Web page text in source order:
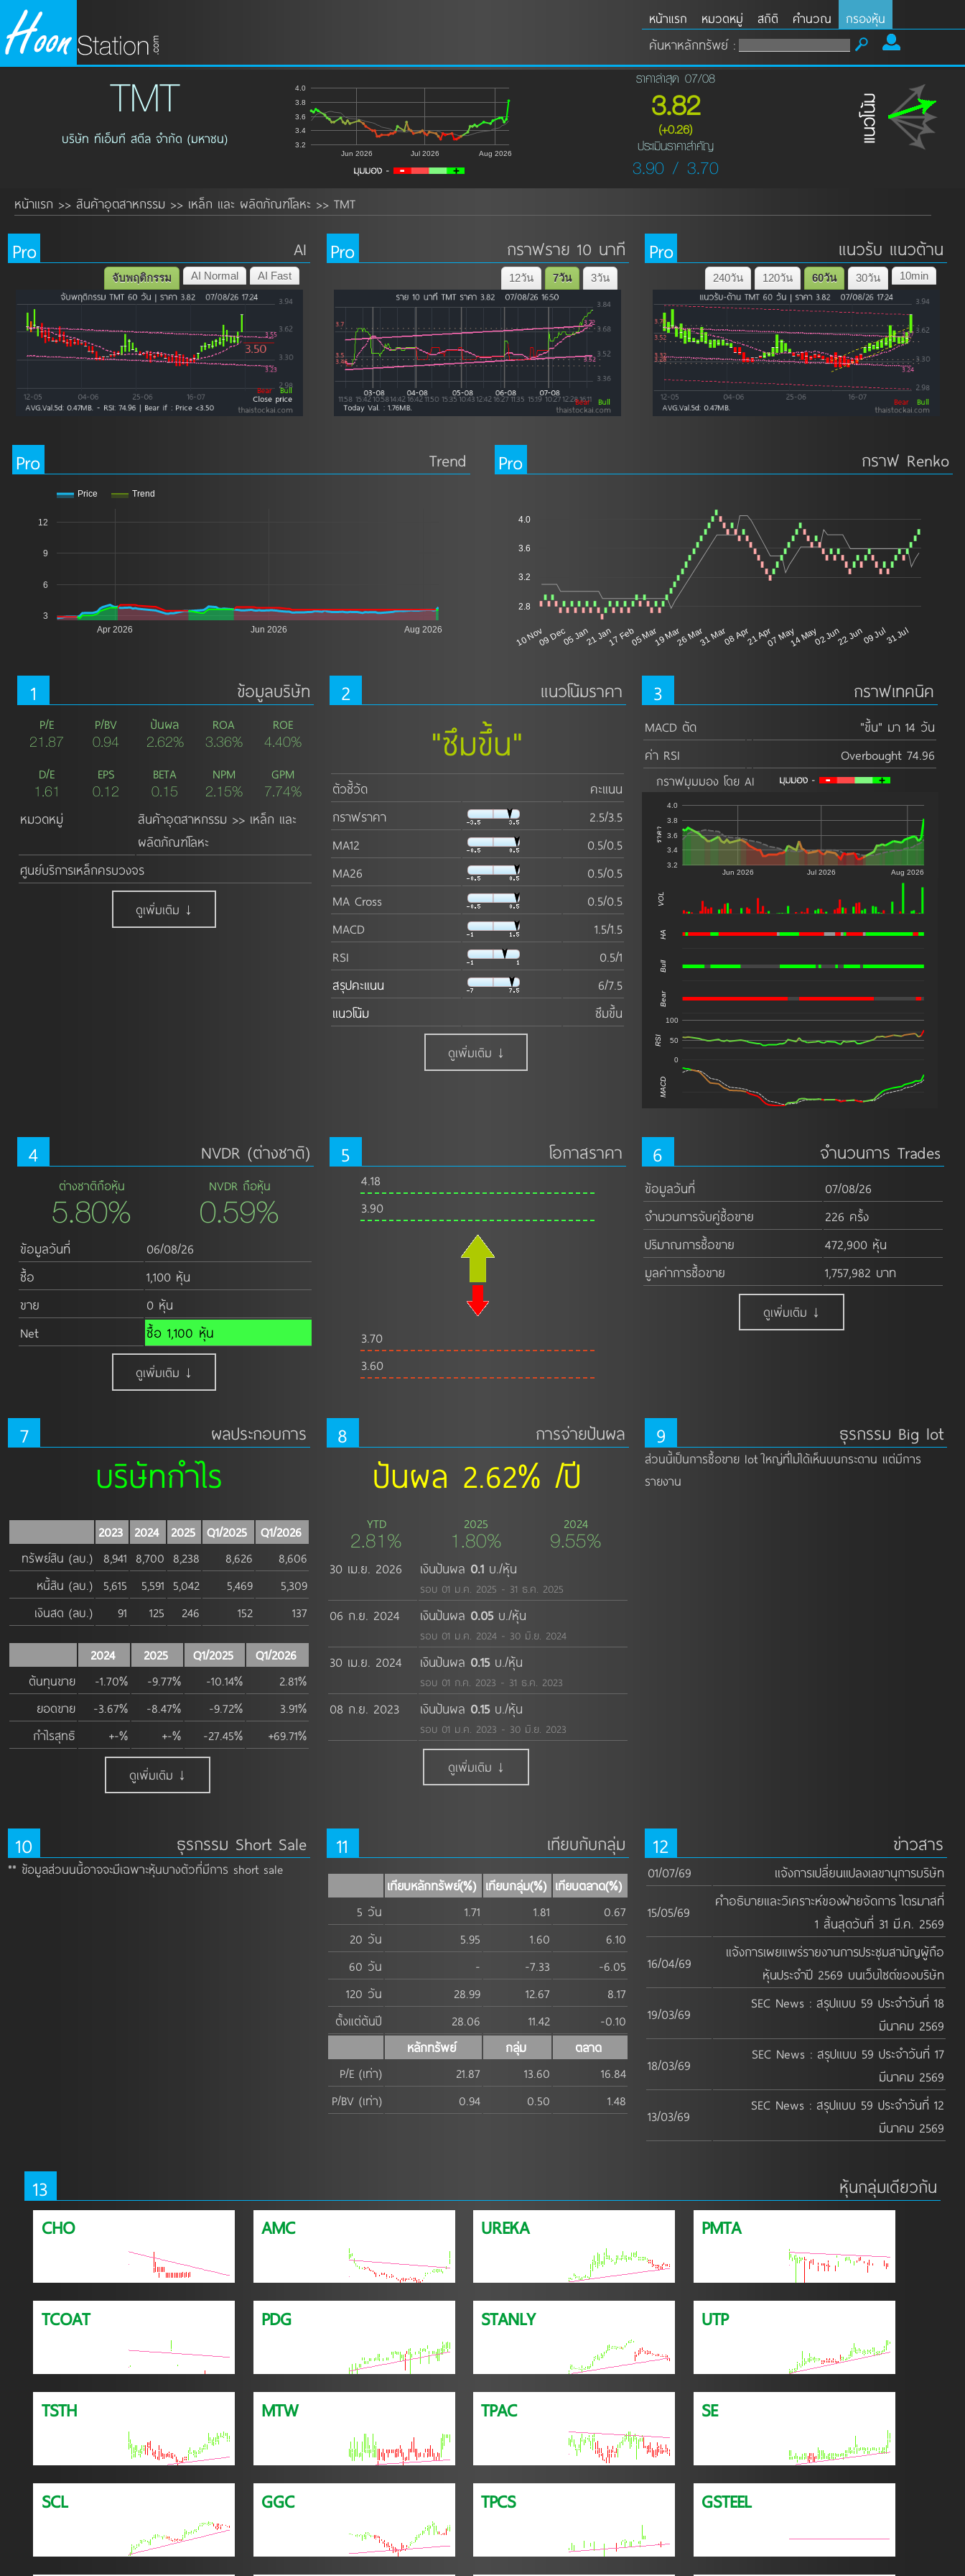
หน้าแรก หมวดหมู่ สถิติ คำนวณ กรองหุ้น
ค้นหาหลักทรัพย์ :
TMT
บริษัท ทีเอ็มที สตีล จำกัด (มหาชน)
Jun 2026 Jul 2026 Aug 2026
3.2
3.4
3.6
3.8
4.0
ราคาล่าสุด 07/08
3.82
(+0.26)
ประเมินราคาสำคัญ
3.90 / 3.70
หน้าแรก >> สินค้าอุตสาหกรรม >> เหล็ก และ ผลิตภัณฑ์โลหะ >> TMT
Pro AI
AI Fast
AI Normal
จับพฤติกรรม
Pro กราฟราย 10 นาที
3วัน
7วัน
12วัน
Pro แนวรับ แนวต้าน
10min
30วัน
60วัน
120วัน
240วัน
Pro Trend
Price Trend
Apr 2026 Jun 2026 Aug 2026
3
6
9
12
Pro กราฟ Renko
10 Nov09 Dec05 Jan21 Jan17 Feb05 Mar19 Mar26 Mar31 Mar08 Apr21 Apr07 May14 May02 Jun22 Jun09 Jul31 Jul
2.8
3.2
3.6
4.0
1 ข้อมูลบริษัท
P/E
21.87
P/BV
0.94
ปันผล
2.62%
ROA
3.36%
ROE
4.40%
D/E
1.61
EPS
0.12
BETA
0.15
NPM
2.15%
GPM
7.74%
หมวดหมู่
สินค้าอุตสาหกรรม >> เหล็ก และ
ผลิตภัณฑ์โลหะ
ศูนย์บริการเหล็กครบวงจร
ดูเพิ่มเติม ↓
2 แนวโน้มราคา
"ซึมขึ้น"
ตัวชี้วัด
คะแนน
กราฟราคา
2.5/3.5
MA12
0.5/0.5
MA26
0.5/0.5
MA Cross
0.5/0.5
MACD
1.5/1.5
RSI
0.5/1
สรุปคะแนน
6/7.5
แนวโน้ม
ซึมขึ้น
ดูเพิ่มเติม ↓
3 กราฟเทคนิค
MACD ตัด
"ขึ้น" มา 14 วัน
ค่า RSI
Overbought 74.96
กราฟมุมมอง โดย AI
Jun 2026 Jul 2026 Aug 2026
3.2
3.4
3.6
3.8
4.0
ราคา
VOL
HA
Bull
Bear
0
50
100
RSI
MACD
4 NVDR (ต่างชาติ)
ต่างชาติถือหุ้น
5.80%
NVDR ถือหุ้น
0.59%
ข้อมูลวันที่
06/08/26
ซื้อ
1,100 หุ้น
ขาย
0 หุ้น
Net
ซื้อ 1,100 หุ้น
ดูเพิ่มเติม ↓
5 โอกาสราคา
4.18
3.90
3.70
3.60
6 จำนวนการ Trades
ข้อมูลวันที่
07/08/26
จำนวนการจับคู่ซื้อขาย
226 ครั้ง
ปริมาณการซื้อขาย
472,900 หุ้น
มูลค่าการซื้อขาย
1,757,982 บาท
ดูเพิ่มเติม ↓
7 ผลประกอบการ
บริษัทกำไร
2023 2024 2025 Q1/2025
Q1/2026
ทรัพย์สิน (ลบ.)
8,941 8,700 8,238 8,626
8,606
หนี้สิน (ลบ.)
5,615 5,591 5,042 5,469
5,309
เงินสด (ลบ.)
91 125 246 152 137
2024 2025 Q1/2025
Q1/2026
ต้นทุนขาย
-1.70% -9.77% -10.14%
2.81%
ยอดขาย
-3.67% -8.47% -9.72%
3.91%
กำไรสุทธิ
+-% +-% -27.45% +69.71%
ดูเพิ่มเติม ↓
8 การจ่ายปันผล
ปันผล 2.62% /ปี
YTD
2.81%
2025
1.80%
2024
9.55%
30 เม.ย. 2026 เงินปันผล 0.1บ./หุ้น
รอบ 01 ม.ค. 2025 - 31 ธ.ค. 2025
06 ก.ย. 2024 เงินปันผล 0.05บ./หุ้น
รอบ 01 ม.ค. 2024 - 30 มิ.ย. 2024
30 เม.ย. 2024 เงินปันผล 0.15บ./หุ้น
รอบ 01 ก.ค. 2023 - 31 ธ.ค. 2023
08 ก.ย. 2023 เงินปันผล 0.15บ./หุ้น
รอบ 01 ม.ค. 2023 - 30 มิ.ย. 2023
ดูเพิ่มเติม ↓
9 ธุรกรรม Big lot
ส่วนนี้เป็นการซื้อขาย lot ใหญ่ที่ไม่ได้เห็นบนกระดาน แต่มีการ
รายงาน
10 ธุรกรรม Short Sale
** ข้อมูลส่วนนนี้อาจจะมีเฉพาะหุ้นบางตัวที่มีการ short sale
11 เทียบกับกลุ่ม
เทียบหลักทรัพย์(%) เทียบกลุ่ม(%) เทียบตลาด(%)
5 วัน
1.71 1.81
0.67
20 วัน
5.95 1.60
6.10
60 วัน
- -7.33
-6.05
120 วัน
28.99 12.67
8.17
ตั้งแต่ต้นปี
28.06 11.42
-0.10
หลักทรัพย์
กลุ่ม
ตลาด
P/E (เท่า)
21.87 13.60
16.84
P/BV (เท่า)
0.94 0.50 1.48
12 ข่าวสาร
01/07/69 แจ้งการเปลี่ยนแปลงเลขานุการบริษัท
15/05/69
คำอธิบายและวิเคราะห์ของฝ่ายจัดการ ไตรมาสที่
1 สิ้นสุดวันที่ 31 มี.ค. 2569
16/04/69
แจ้งการเผยแพร่รายงานการประชุมสามัญผู้ถือ
หุ้นประจำปี 2569 บนเว็บไซต์ของบริษัท
19/03/69
SEC News : สรุปแบบ 59 ประจำวันที่ 18
มีนาคม 2569
18/03/69
SEC News : สรุปแบบ 59 ประจำวันที่ 17
มีนาคม 2569
13/03/69
SEC News : สรุปแบบ 59 ประจำวันที่ 12
มีนาคม 2569
13 หุ้นกลุ่มเดียวกัน
CHO AMC UREKA PMTA
TCOAT PDG STANLY UTP
TSTH MTW TPAC SE
SCL GGC TPCS GSTEEL